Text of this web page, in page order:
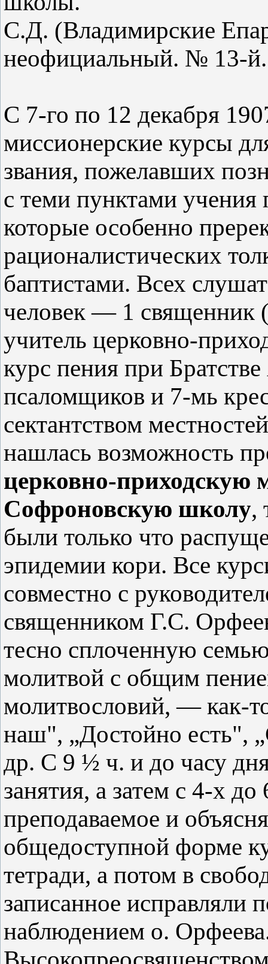
С.Д. (Владимирские
неофициальный. № 13-
С 7-го по 12 декабря
миссионерские курсы
звания, пожелавших
с теми пунктами учения
которые особенно
рационалистических
баптистами. Всех
человек — 1 священник
учитель церковно-
курс пения при
псаломщиков и 7-мь
сектантством
нашлась возможность
церковно-приходскую
Софроновскую школу,
были только что
эпидемии кори. Все
совместно с
священником Г.С.
тесно сплоченную
молитвой с общим
молитвословий, — как-
наш", „Достойно есть",
др. С 9 ½ ч. и до часу
занятия, а затем с 4-х
преподаваемое и
общедоступной форме
тетради, а потом в
записанное исправляли
наблюдением о.